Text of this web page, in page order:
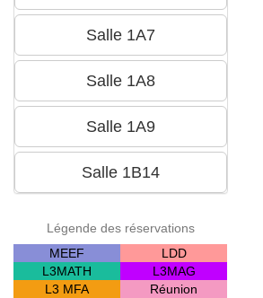
Légende des réservations
MEEF
LDD
L3MATH
L3MAG
L3 MFA
Réunion